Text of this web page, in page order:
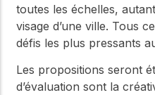
toutes les échelles,
visage d’une ville. Tous
défis les plus pressants
Les propositions seront
d’évaluation sont la